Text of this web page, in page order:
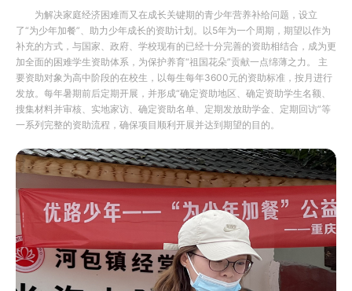
为解决家庭经济困难而又在成长关键期的青少年营养补给问题，设立
了“为少年加餐”、助力少年成长的资助计划。以5年为一个周期，期望以作为
补充的方式，与国家、政府、学校现有的已经十分完善的资助相结合，成为更
加全面的困难学生资助体系，为保护养育“祖国花朵”贡献一点绵薄之力。 主
要资助对象为高中阶段的在校生，以每生每年3600元的资助标准，按月进行
发放。每年暑期前后定期开展，并形成“确定资助地区、确定资助学生名额、
搜集材料并审核、实地家访、确定资助名单、定期发放助学金、定期回访”等
一系列完整的资助流程，确保项目顺利开展并达到期望的目的。